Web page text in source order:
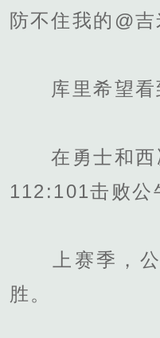
防不住我的@
库里希望看到
在勇士和西决
112:101击败公
上赛季，公
胜。